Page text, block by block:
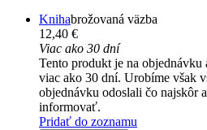
Knihabrožovaná väzba
12,40 €
Viac ako 30 dní
Tento produkt je na
viac ako 30 dní. Urobíme však
objednávku odoslali čo najskôr
informovať.
Pridať do zoznamu